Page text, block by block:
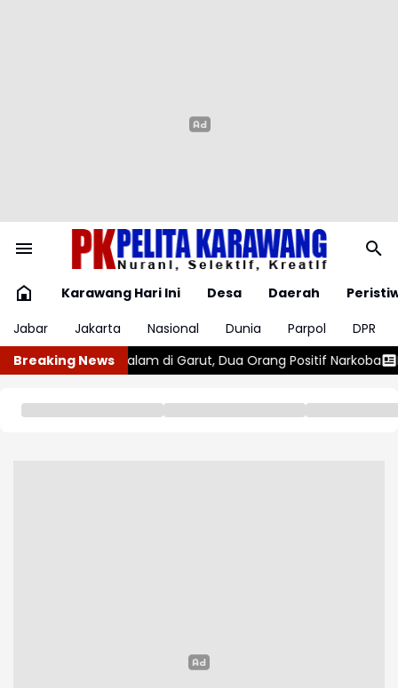
Karawang Hari Ini Desa Daerah
Jabar
Jakarta Nasional Dunia Parpol
DPR
Breaking News
Dua Orang Positif Narkoba Kemudikan Kendaraannya